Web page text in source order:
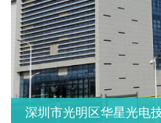
深业
深圳市光明区华星光电